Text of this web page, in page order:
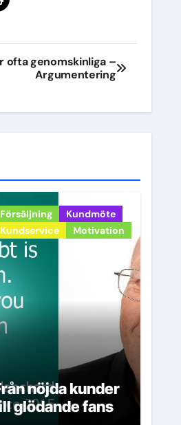
ofta genomskinliga –
Argumentering
Försäljning
Kundmöte
Kundservice
Motivation
nöjda kunder
glödande fans